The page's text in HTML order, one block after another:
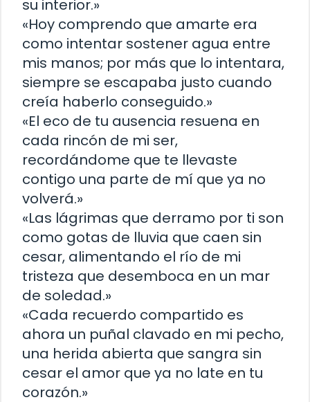
su interior.»
«Hoy comprendo que amarte era
como intentar sostener agua entre
mis manos; por más que lo intentara,
siempre se escapaba justo cuando
creía haberlo conseguido.»
«El eco de tu ausencia resuena en
cada rincón de mi ser,
recordándome que te llevaste
contigo una parte de mí que ya no
volverá.»
«Las lágrimas que derramo por ti son
como gotas de lluvia que caen sin
cesar, alimentando el río de mi
tristeza que desemboca en un mar
de soledad.»
«Cada recuerdo compartido es
ahora un puñal clavado en mi pecho,
una herida abierta que sangra sin
cesar el amor que ya no late en tu
corazón.»